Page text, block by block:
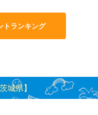
トランキング
城県】